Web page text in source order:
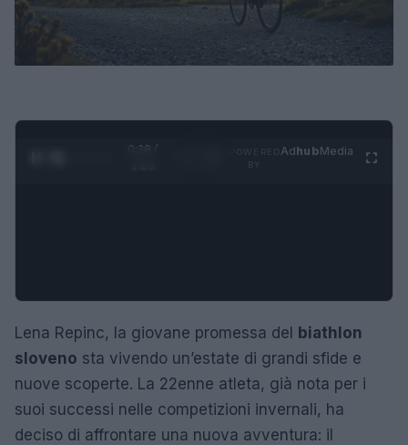
0:29 /
AdhubMedia
Lena Repinc, la giovane promessa del
biathlon
sloveno sta vivendo un’estate di grandi sfide e
nuove scoperte. La 22enne atleta, già nota per i
suoi successi nelle competizioni invernali, ha
deciso di affrontare una nuova avventura: il